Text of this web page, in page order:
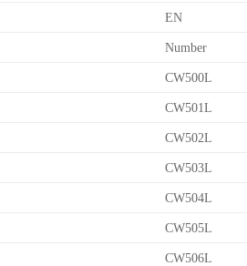
EN
Number
CW500L
CW501L
CW502L
CW503L
CW504L
CW505L
CW506L